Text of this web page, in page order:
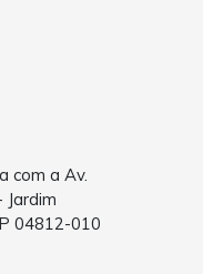
com a Av.
Jardim
04812-010